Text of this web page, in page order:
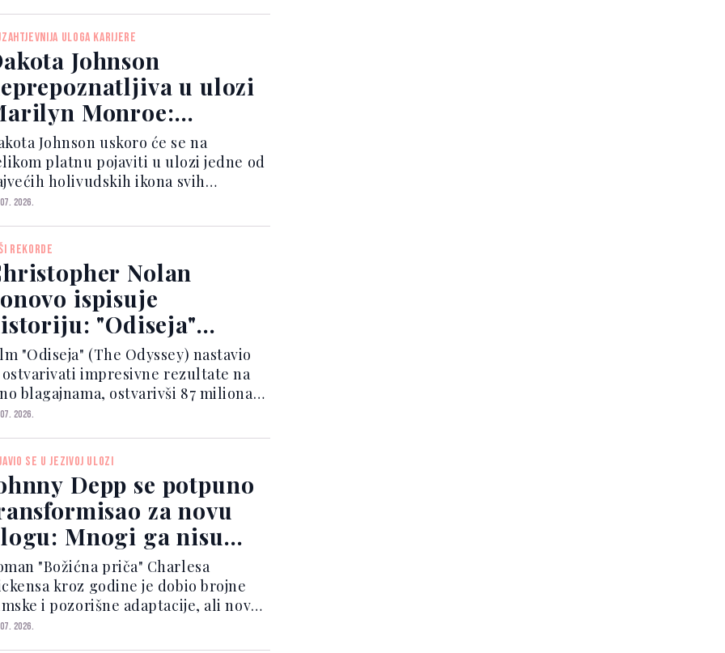
Keira Knightley,
britanska pozorišna i
glumica.
ULOGA KARIJERE
Johnson
u ulozi
Monroe:
prve
Johnson uskoro će se na
platnu pojaviti u ulozi jedne od
holivudskih ikona svih
2026.
REKORDE
Nolan
ispisuje
"Odiseja"
kino
"Odiseja" (The Odyssey) nastavio
impresivne rezultate na
blagajnama, ostvarivši 87 miliona
zarade u drugom vikendu
prema procjenama studija
u nedjelju.
2026.
SE U JEZIVOJ ULOZI
Depp se potpuno
za novu
Mnogi ga nisu
"Božićna priča" Charlesa
kroz godine je dobio brojne
i pozorišne adaptacije, ali novo
reditelja Tija Westa donosi
2026.